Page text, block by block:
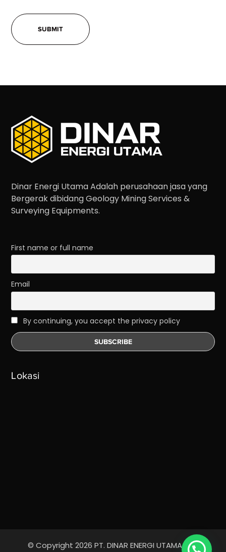
Dinar Energi Utama Adalah perusahaan jasa yang
Bergerak dibidang Geology Mining Services &
Surveying Equipments.
First name or full name
Email
By continuing, you accept the privacy policy
Lokasi
© Copyright 2026 PT. DINAR ENERGI UTAMA - All